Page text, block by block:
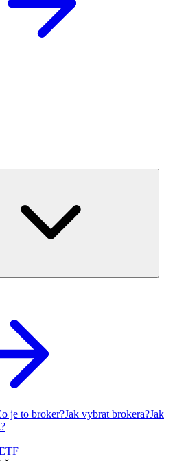
je to broker?Jak vybrat brokera?Jak